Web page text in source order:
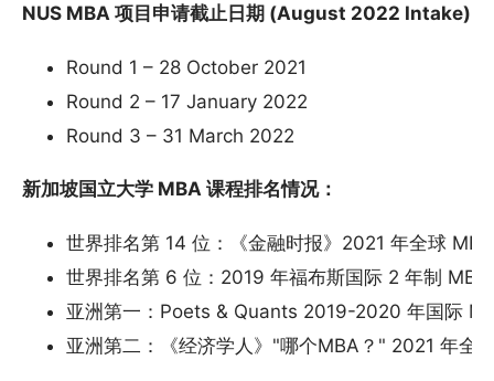
NUS MBA 项目申请截止日期 (August 2022 Intake):
Round 1 – 28 October 2021
Round 2 – 17 January 2022
Round 3 – 31 March 2022
新加坡国立大学 MBA 课程排名情况：
世界排名第 14 位：《金融时报》2021 年全球
世界排名第 6 位：2019 年福布斯国际 2 年制 MBA
亚洲第一：Poets & Quants 2019-2020 年国际
亚洲第二：《经济学人》"哪个MBA？" 2021 年全